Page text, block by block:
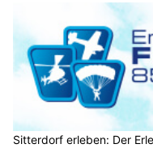
Sitterdorf erleben: Der